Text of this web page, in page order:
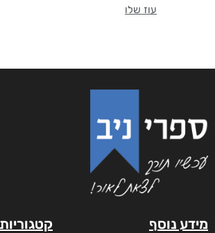
עוז שלו
מידע נוסף קטגוריות